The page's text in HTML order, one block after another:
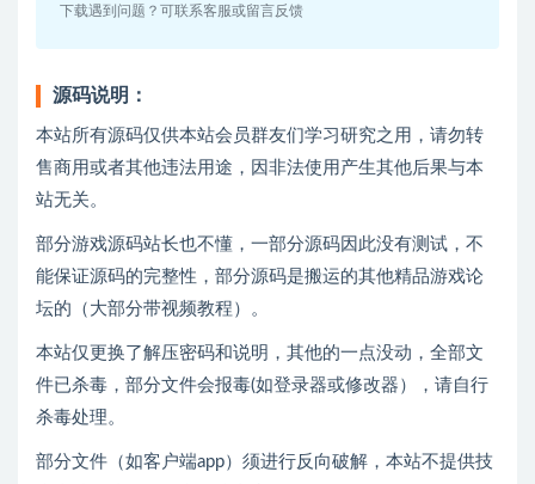
下载遇到问题？可联系客服或留言反馈
源码说明：
本站所有源码仅供本站会员群友们学习研究之用，请勿转
售商用或者其他违法用途，因非法使用产生其他后果与本
站无关。
部分游戏源码站长也不懂，一部分源码因此没有测试，不
能保证源码的完整性，部分源码是搬运的其他精品游戏论
坛的（大部分带视频教程）。
本站仅更换了解压密码和说明，其他的一点没动，全部文
件已杀毒，部分文件会报毒(如登录器或修改器），请自行
杀毒处理。
部分文件（如客户端app）须进行反向破解，本站不提供技